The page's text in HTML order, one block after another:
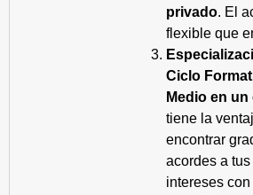
privado. El
flexible que
Ciclo
Medio en
tiene la
encontrar
acordes a
intereses